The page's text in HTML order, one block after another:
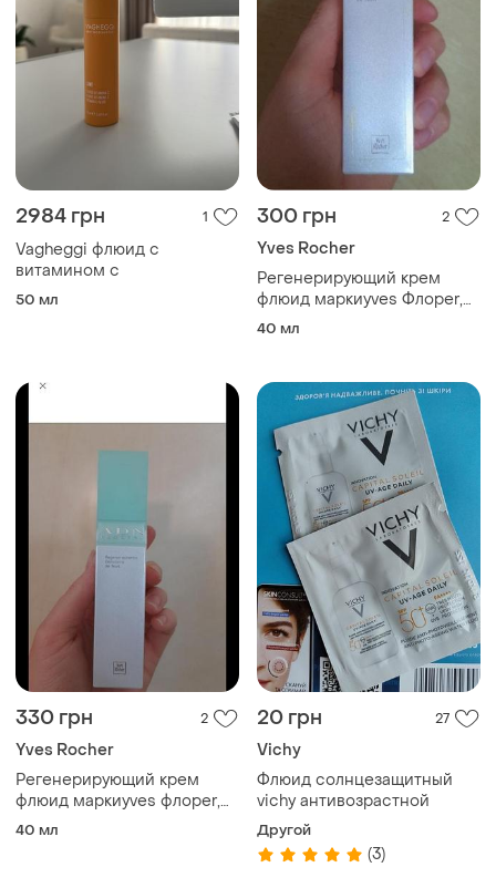
2984 грн 1
Vagheggi флюид с
витамином с
50 мл
300 грн 2
Yves Rocher
Регенерирующий крем
флюид маркиyves Флорer,
40 ml.
40 мл
330 грн 2
Yves Rocher
Регенерирующий крем
флюид маркиyves флорer,
40 ml.
40 мл
20 грн 27
Vichy
Флюид солнцезащитный
vichy антивозрастной
Другой
(3)